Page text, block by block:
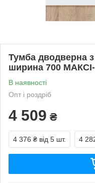
Тумба дводверна
ширина 700
В наявності
Опт і роздріб
4 509 ₴
4 376 ₴ від 5 шт. 4